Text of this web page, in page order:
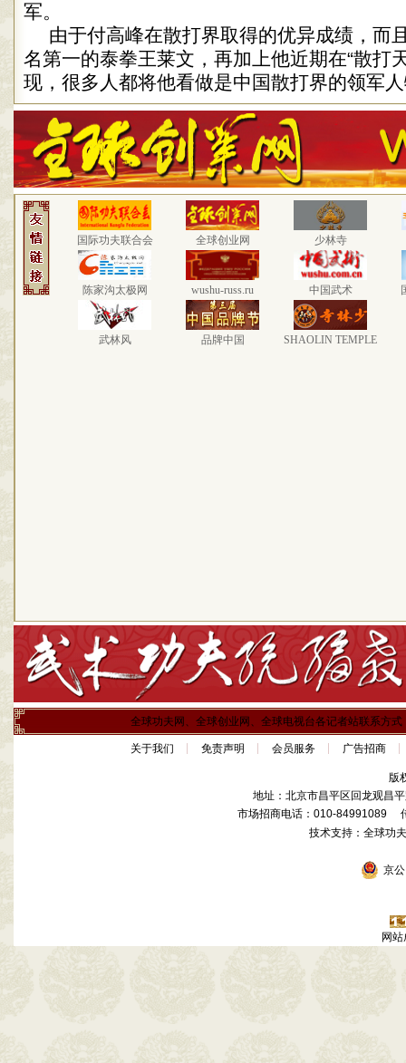
军。
由于付高峰在散打界取得的优异成绩，而
名第一的泰拳王莱文，再加上他近期在“散打
现，很多人都将他看做是中国散打界的领军
国际功夫联合会 全球创业网 少林寺
陈家沟太极网 wushu-russ.ru 中国武术
武林风 品牌中国 SHAOLIN TEMPLE
全球功夫网、全球创业网、全球电视台各记者站联系方式
关于我们 免责声明 会员服务 广告招商
版
地址：北京市昌平区回龙观昌
市场招商电话：010-84991089
技术支持：全球
京公
网